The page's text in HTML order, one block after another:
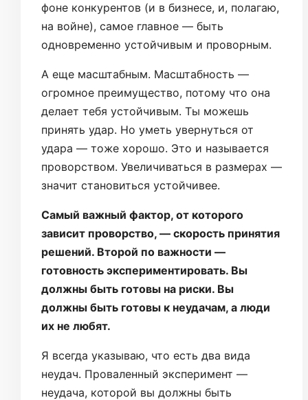
фоне конкурентов (и в бизнесе, и, полагаю,
на войне), самое главное — быть
одновременно устойчивым и проворным.
А еще масштабным. Масштабность —
огромное преимущество, потому что она
делает тебя устойчивым. Ты можешь
принять удар. Но уметь увернуться от
удара — тоже хорошо. Это и называется
проворством. Увеличиваться в размерах —
значит становиться устойчивее.
Самый важный фактор, от которого
зависит проворство, — скорость принятия
решений. Второй по важности —
готовность экспериментировать. Вы
должны быть готовы на риски. Вы
должны быть готовы к неудачам, а люди
их не любят.
Я всегда указываю, что есть два вида
неудач. Проваленный эксперимент —
неудача, которой вы должны быть